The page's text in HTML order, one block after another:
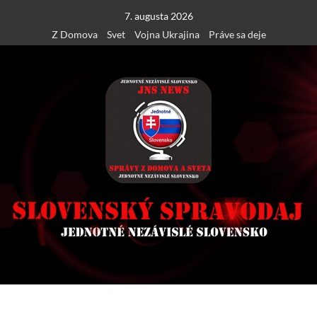
content
7. augusta 2026
Z Domova
Svet Vojna Ukrajina Práve sa deje